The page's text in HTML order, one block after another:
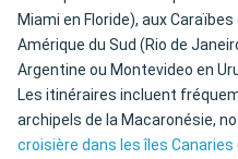
Miami en Floride), aux
Amérique du Sud (Rio de
Argentine ou Montevideo en
Les itinéraires incluent
archipels de la Macaronésie,
croisière dans les îles Canaries